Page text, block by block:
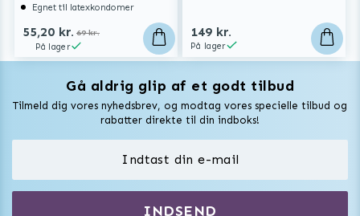
Egnet til latexkondomer
55,20 kr. 69 kr.
På lager
149 kr.
På lager
Gå aldrig glip af et godt tilbud
Tilmeld dig vores nyhedsbrev, og modtag vores specielle tilbud og
rabatter direkte til din indboks!
INDSEND
Vuxen Magazine
Vibratorer